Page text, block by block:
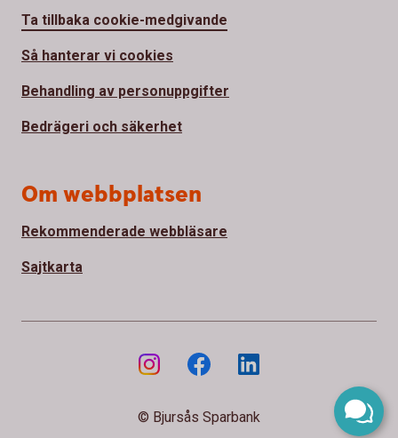
Ta tillbaka cookie-medgivande
Så hanterar vi cookies
Behandling av personuppgifter
Bedrägeri och säkerhet
Om webbplatsen
Rekommenderade webbläsare
Sajtkarta
© Bjursås Sparbank